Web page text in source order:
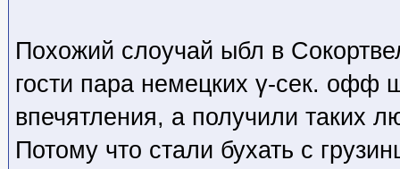
Похожий слоучай ыбл в
гости пара немецких γ-сек. офф
впечятления, а получили таких
Потому что стали бухать с